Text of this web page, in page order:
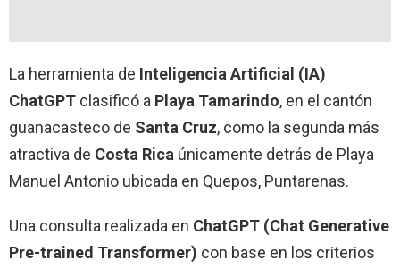
La herramienta de Inteligencia Artificial (IA)
ChatGPT clasificó a Playa Tamarindo, en el cantón
guanacasteco de Santa Cruz, como la segunda más
atractiva de Costa Rica únicamente detrás de Playa
Manuel Antonio ubicada en Quepos, Puntarenas.
Una consulta realizada en ChatGPT (Chat Generative
Pre-trained Transformer) con base en los criterios